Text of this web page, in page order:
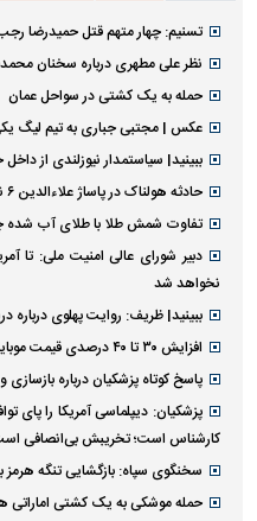
تسنیم: چهار متهم قتل حمیدرضا
نظر علی مطهری درباره سخنان
حمله به یک کشتی در سواحل عمان
عکس | مجتبی جباری به تیم لیگ
ببینید| سیاستمدار نیوزلندی از
حادثه هولناک در پاساژ علاءالدین ۶ نفر را راهی بیمارستان کرد
تفاوت شمش طلا با طلای آب شده
دبیر شورای عالی امنیت ملی: تا
نخواهد شد
ببینید| ظریف: روایت پهلوی درباره
افزایش ۳۰ تا ۴۰ درصدی قیمت موبایل در سال اخیر
پاسخ کوتاه پزشکیان درباره بازسازی
پزشکیان: دیپلماسی آمریکا را پای
کارشناس است؛ تخریبش بی‌انصافی
سخنگوی سپاه: بازگشایی تنگه هرمز
حمله موشکی به یک کشتی اماراتی